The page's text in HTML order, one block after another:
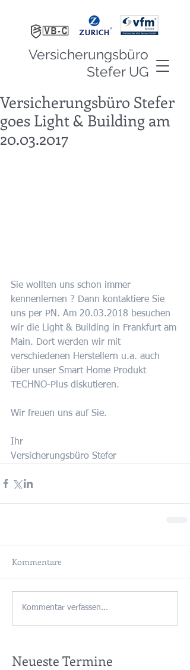
Versicherungsbüro
Stefer UG
Versicherungsbüro Stefer
goes Light & Building am
20.03.2017
Sie wollten uns schon immer
kennenlernen ? Dann kontaktiere Sie
uns per PN. Am 20.03.2018 besuchen
wir die Light & Building in Frankfurt am
Main. Dort werden wir mit
verschiedenen Herstellern u.a. auch
über unser Smart Home Produkt
TECHNO-Plus diskutieren.
Wir freuen uns auf Sie.
Ihr
Versicherungsbüro Stefer
Kommentare
Kommentar verfassen...
Neueste Termine